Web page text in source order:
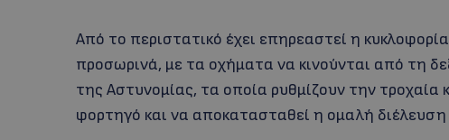
Από το περιστατικό έχει επηρεαστεί η
προσωρινά, με τα οχήματα να κινούνται από τη
της Αστυνομίας, τα οποία ρυθμίζουν την τροχαία
φορτηγό και να αποκατασταθεί η ομαλή